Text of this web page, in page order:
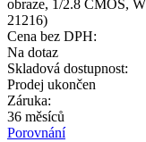
obraze, 1/2.8 CMOS,
21216)
Cena bez DPH:
Na dotaz
Skladová dostupnost:
Prodej ukončen
Záruka:
36 měsíců
Porovnání